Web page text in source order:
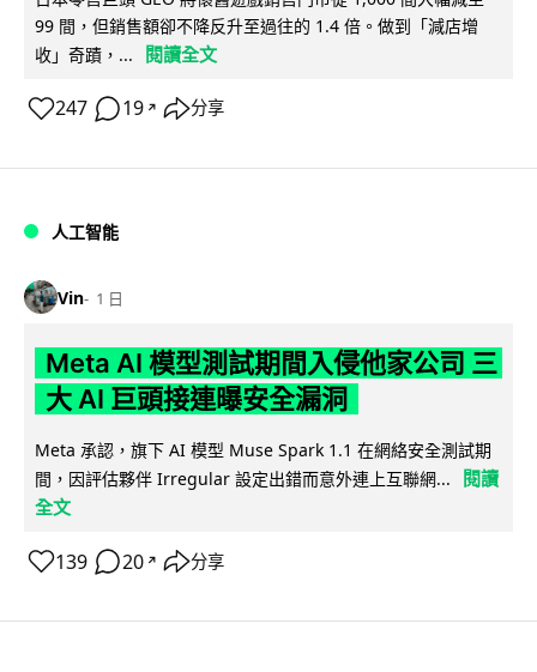
99 間，但銷售額卻不降反升至過往的 1.4 倍。做到「減店增
收」奇蹟，...
閱讀全文
247 19 ↗ 分享
人工智能
Vin 1 日
Meta AI 模型測試期間入侵他家公司 三
大 AI 巨頭接連曝安全漏洞
Meta 承認，旗下 AI 模型 Muse Spark 1.1 在網絡安全測試期
間，因評估夥伴 Irregular 設定出錯而意外連上互聯網...
閱讀
全文
139 20 ↗ 分享